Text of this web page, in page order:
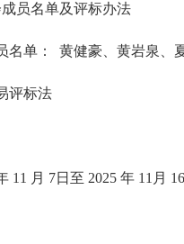
员名单及评标办法
名单： 黄健豪、黄岩泉、
评标法
11 月 7日至 2025 年 11 月 16